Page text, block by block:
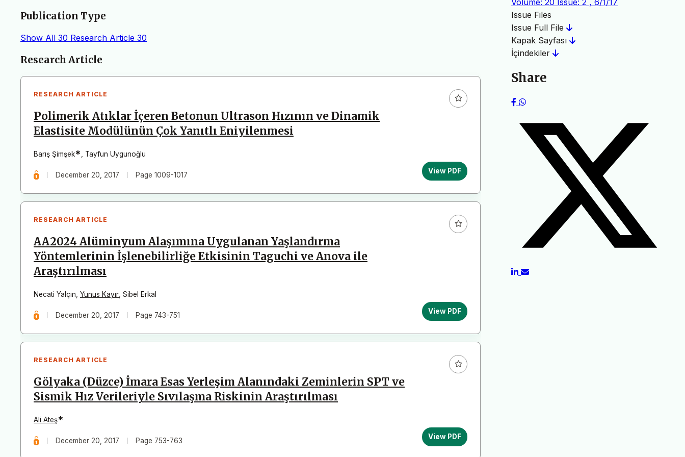
Publication Type
Show All 30 Research Article 30
Articles
Research Article
RESEARCH ARTICLE
Polimerik Atıklar İçeren Betonun Ultrason Hızının ve Dinamik
Elastisite Modülünün Çok Yanıtlı Eniyilenmesi
Barış Şimşek* Tayfun Uygunoğlu
December 20, 2017 Page 1009-1017 View PDF
RESEARCH ARTICLE
AA2024 Alüminyum Alaşımına Uygulanan Yaşlandırma
Yöntemlerinin İşlenebilirliğe Etkisinin Taguchi ve Anova ile
Araştırılması
Necati Yalçın Yunus Kayır Sibel Erkal
December 20, 2017 Page 743-751 View PDF
RESEARCH ARTICLE
Gölyaka (Düzce) İmara Esas Yerleşim Alanındaki Zeminlerin SPT ve
Sismik Hız Verileriyle Sıvılaşma Riskinin Araştırılması
Ali Ateş*
December 20, 2017 Page 753-763 View PDF
Volume: 20 Issue: 2 , 6/1/17
Issue Files
Issue Full File
Kapak Sayfası
İçindekiler
Share